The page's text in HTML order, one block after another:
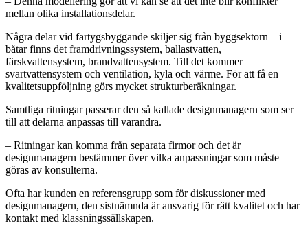
mellan olika installationsdelar.
Några delar vid fartygsbyggande skiljer sig från byggsektorn – i
båtar finns det framdrivningssystem, ballastvatten,
färskvattensystem, brandvattensystem. Till det kommer
svartvattensystem och ventilation, kyla och värme. För att få en
kvalitetsuppföljning görs mycket strukturberäkningar.
Samtliga ritningar passerar den så kallade designmanagern som ser
till att delarna anpassas till varandra.
– Ritningar kan komma från separata firmor och det är
designmanagern bestämmer över vilka anpassningar som måste
göras av konsulterna.
Ofta har kunden en referensgrupp som för diskussioner med
designmanagern, den sistnämnda är ansvarig för rätt kvalitet och har
kontakt med klassningssällskapen.